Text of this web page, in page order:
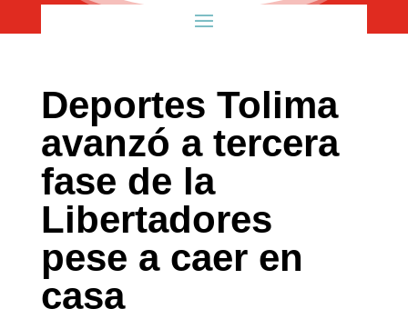
Deportes Tolima
avanzó a tercera
fase de la
Libertadores
pese a caer en
casa